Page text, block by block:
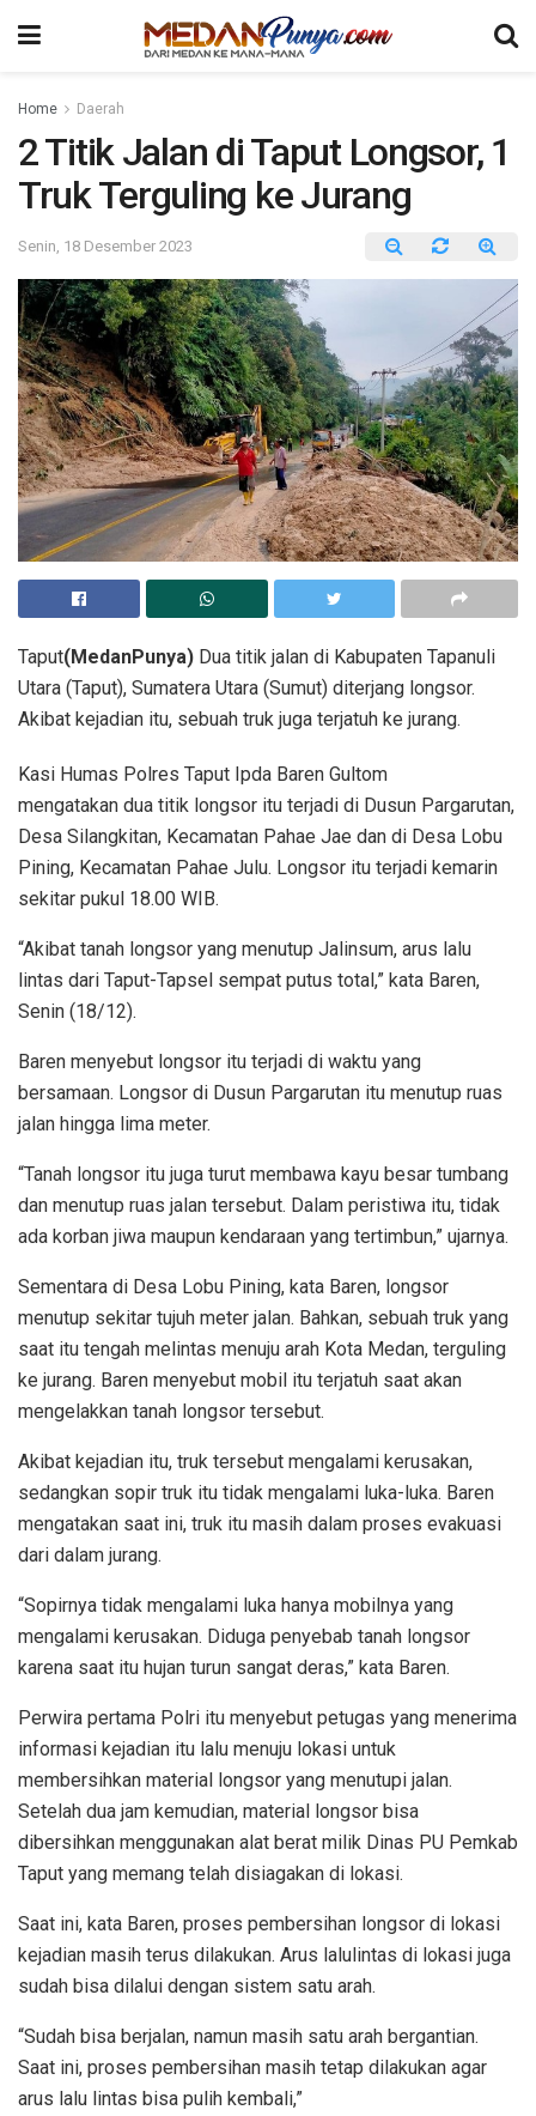
Home Daerah
2 Titik Jalan di Taput Longsor, 1
Truk Terguling ke Jurang
Senin, 18 Desember 2023
Taput(MedanPunya) Dua titik jalan di Kabupaten Tapanuli
Utara (Taput), Sumatera Utara (Sumut) diterjang longsor.
Akibat kejadian itu, sebuah truk juga terjatuh ke jurang.
Kasi Humas Polres Taput Ipda Baren Gultom
mengatakan dua titik longsor itu terjadi di Dusun Pargarutan,
Desa Silangkitan, Kecamatan Pahae Jae dan di Desa Lobu
Pining, Kecamatan Pahae Julu. Longsor itu terjadi kemarin
sekitar pukul 18.00 WIB.
“Akibat tanah longsor yang menutup Jalinsum, arus lalu
lintas dari Taput-Tapsel sempat putus total,” kata Baren,
Senin (18/12).
Baren menyebut longsor itu terjadi di waktu yang
bersamaan. Longsor di Dusun Pargarutan itu menutup ruas
jalan hingga lima meter.
“Tanah longsor itu juga turut membawa kayu besar tumbang
dan menutup ruas jalan tersebut. Dalam peristiwa itu, tidak
ada korban jiwa maupun kendaraan yang tertimbun,” ujarnya.
Sementara di Desa Lobu Pining, kata Baren, longsor
menutup sekitar tujuh meter jalan. Bahkan, sebuah truk yang
saat itu tengah melintas menuju arah Kota Medan, terguling
ke jurang. Baren menyebut mobil itu terjatuh saat akan
mengelakkan tanah longsor tersebut.
Akibat kejadian itu, truk tersebut mengalami kerusakan,
sedangkan sopir truk itu tidak mengalami luka-luka. Baren
mengatakan saat ini, truk itu masih dalam proses evakuasi
dari dalam jurang.
“Sopirnya tidak mengalami luka hanya mobilnya yang
mengalami kerusakan. Diduga penyebab tanah longsor
karena saat itu hujan turun sangat deras,” kata Baren.
Perwira pertama Polri itu menyebut petugas yang menerima
informasi kejadian itu lalu menuju lokasi untuk
membersihkan material longsor yang menutupi jalan.
Setelah dua jam kemudian, material longsor bisa
dibersihkan menggunakan alat berat milik Dinas PU Pemkab
Taput yang memang telah disiagakan di lokasi.
Saat ini, kata Baren, proses pembersihan longsor di lokasi
kejadian masih terus dilakukan. Arus lalulintas di lokasi juga
sudah bisa dilalui dengan sistem satu arah.
“Sudah bisa berjalan, namun masih satu arah bergantian.
Saat ini, proses pembersihan masih tetap dilakukan agar
arus lalu lintas bisa pulih kembali,”